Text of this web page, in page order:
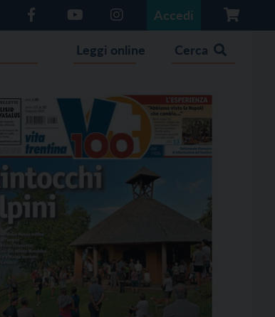
Accedi
Leggi online Cerca